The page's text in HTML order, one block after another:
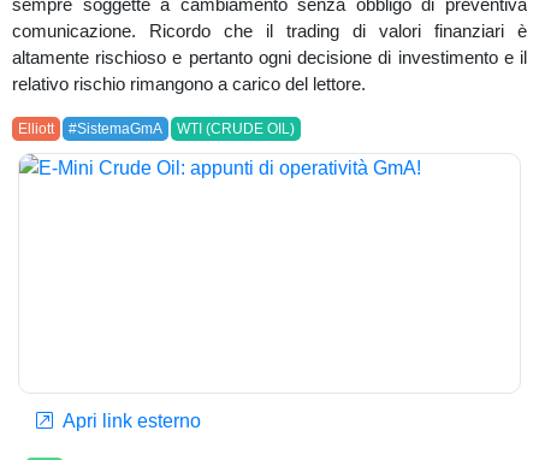
sempre soggette a cambiamento senza obbligo di preventiva
comunicazione. Ricordo che il trading di valori finanziari è
altamente rischioso e pertanto ogni decisione di investimento e il
relativo rischio rimangono a carico del lettore.
Elliott #SistemaGmA WTI (CRUDE OIL)
Apri link esterno